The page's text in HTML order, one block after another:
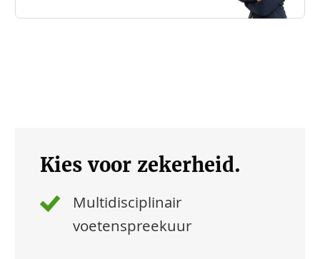
Kies voor zekerheid.
Multidisciplinair
voetenspreekuur